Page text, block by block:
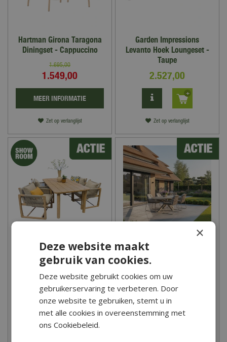
Hartman Girona Taragona
Diningset - Cappuccino
1.695,00
1.549,00
Zet op verlanglijst
MEER INFORMATIE
Garden Impressions
Levanto Hoek Loungeset -
Taupe
2.527,00
Zet op verlanglijst
Baker Low Diningset
1.495,00
1.339,00
Tierra Outdoor Rivera
Diningset Champagne -
2.435,00
2.189,00
×
Deze website maakt
gebruik van cookies.
Deze website gebruikt cookies om uw
gebruikerservaring te verbeteren. Door
onze website te gebruiken, stemt u in
met alle cookies in overeenstemming met
ons Cookiebeleid.